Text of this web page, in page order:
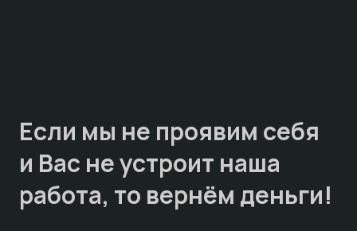
Если мы не проявим себя
и Вас не устроит наша
работа, то вернём деньги!